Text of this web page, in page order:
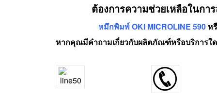
ต้องการความช่วยเหลือในกา
หมึกพิมพ์ OKI MICROLINE 590 ห
หากคุณมีคำถามเกี่ยวกับผลิตภัณฑ์หรือบริการใด